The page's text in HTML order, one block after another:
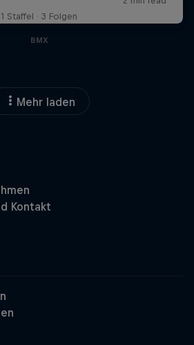
1 Staffel · 3 Folgen
BMX
Mehr laden